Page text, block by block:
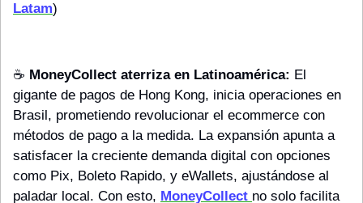
Latam)
☕️ MoneyCollect aterriza en Latinoamérica: El
gigante de pagos de Hong Kong, inicia operaciones en
Brasil, prometiendo revolucionar el ecommerce con
métodos de pago a la medida. La expansión apunta a
satisfacer la creciente demanda digital con opciones
como Pix, Boleto Rapido, y eWallets, ajustándose al
paladar local. Con esto, MoneyCollect no solo facilita